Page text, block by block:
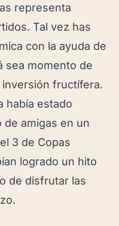
representa
Tal vez has
con la ayuda de
sea momento de
fructífera.
había estado
amigas en un
3 de Copas
logrado un hito
de disfrutar las